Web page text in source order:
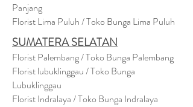
Panjang
Florist Lima Puluh / Toko Bunga Lima Puluh
SUMATERA SELATAN
Florist Palembang / Toko Bunga Palembang
Florist lubuklinggau / Toko Bunga
Lubuklinggau
Florist Indralaya / Toko Bunga Indralaya